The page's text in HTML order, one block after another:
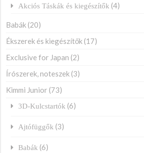
Akciós Táskák és kiegészítők (4)
Babák (20)
Ékszerek és kiegészítők (17)
Exclusive for Japan (2)
Írószerek, noteszek (3)
Kimmi Junior (73)
3D-Kulcstartók (6)
Ajtófüggők (3)
Babák (6)